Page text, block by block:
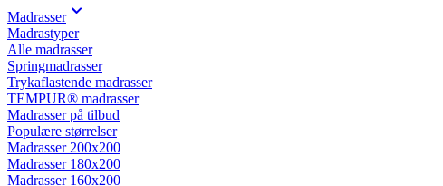
Madrasser
Madrastyper
Alle madrasser
Springmadrasser
Trykaflastende madrasser
TEMPUR® madrasser
Madrasser på tilbud
Populære størrelser
Madrasser 200x200
Madrasser 180x200
Madrasser 160x200